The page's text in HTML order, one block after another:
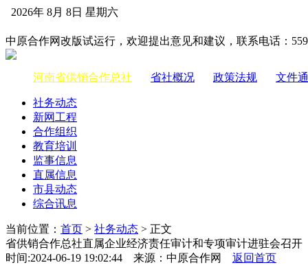
2026年 8月 8日 星期六
中原合作网改版试运行，欢迎提出意见和建议，联系电话：
河南省供销合作总社 省社概况 政策法规 文件
社务动态
新网工程
合作组织
教育培训
监事信息
直属信息
市县动态
综合讯息
当前位置： 首页 > 社务动态 > 正文
省供销合作总社直属企业经济责任审计和专项审计进驻会召开
时间:2024-06-19 19:02:44 来源：中原合作网 返回首页